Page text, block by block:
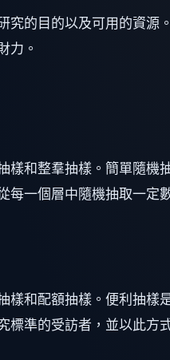
的目的以及可用的資源
力。
和整羣抽樣。簡單隨機
一個層中隨機抽取一定
和配額抽樣。便利抽樣
準的受訪者，並以此方